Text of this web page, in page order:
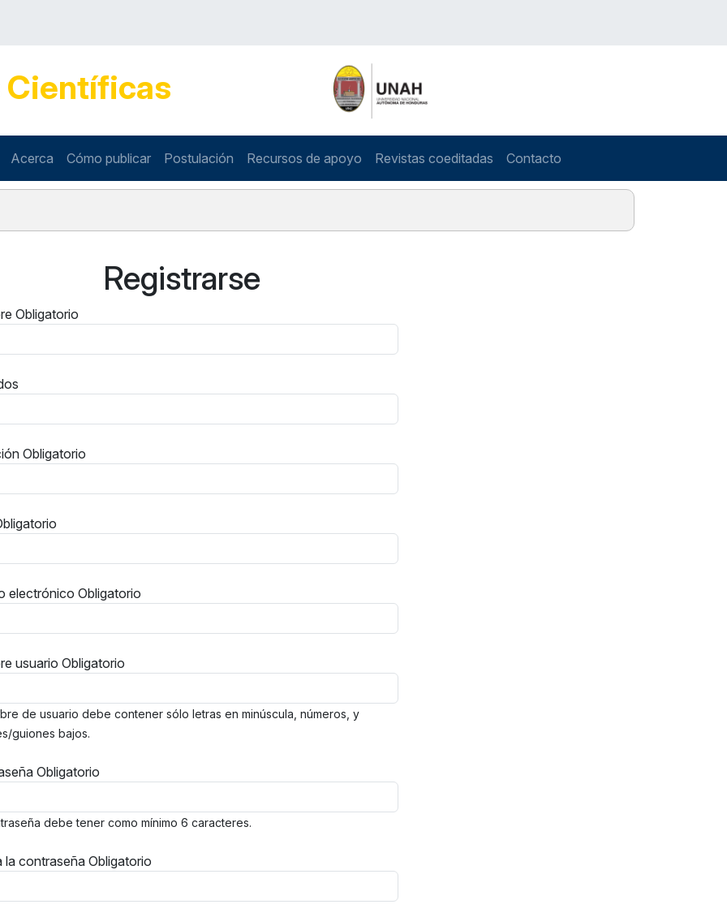
Científicas
Acerca Cómo publicar Postulación Recursos de apoyo Revistas coeditadas Contacto
Registrarse
Obligatorio
Obligatorio
electrónico Obligatorio
usuario Obligatorio
de usuario debe contener sólo letras en minúscula, números, y
guiones bajos.
Obligatorio
debe tener como mínimo 6 caracteres.
la contraseña Obligatorio